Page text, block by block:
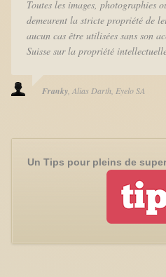
Toutes les images, photographies
demeurent la stricte propriété de
aucun cas être utilisées sans son
Suisse sur la propriété
Franky Alias Darth Eyelo SA
Un Tips pour pleins de